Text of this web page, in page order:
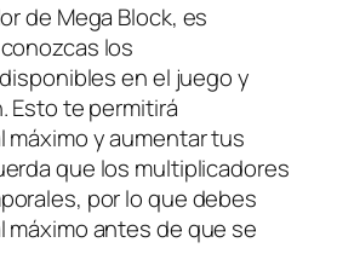
de Mega Block, es
los
en el juego y
Esto te permitirá
máximo y aumentar tus
que los multiplicadores
por lo que debes
máximo antes de que se